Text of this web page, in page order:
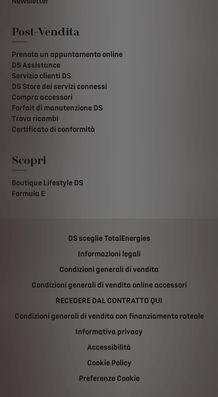
Post-Vendita
Prenota un appuntamento online
DS Assistance
Servizio clienti DS
DS Store dei servizi connessi
Compra accessori
Forfait di manutenzione DS
Trova ricambi
Certificato di conformità
Scopri
Boutique Lifestyle DS
Formula E
DS sceglie TotalEnergies
Informazioni legali
Condizioni generali di vendita
Condizioni generali di vendita online accessori
RECEDERE DAL CONTRATTO QUI
Condizioni generali di vendita con finanziamento rateale
Informativa privacy
Accessibilità
Cookie Policy
Preferenze Cookie